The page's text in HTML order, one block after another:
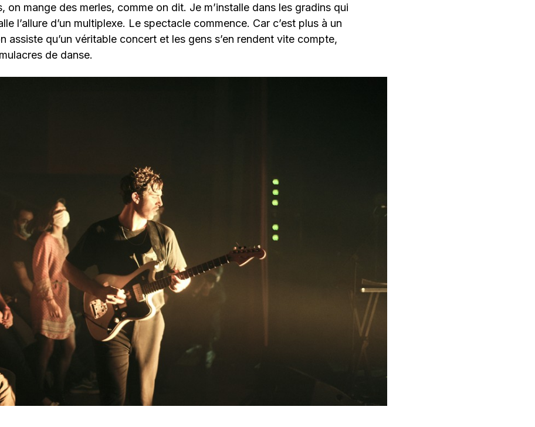
on mange des merles, comme on dit. Je m’installe dans les gradins qui
l’allure d’un multiplexe. Le spectacle commence. Car c’est plus à un
assiste qu’un véritable concert et les gens s’en rendent vite compte,
de danse.